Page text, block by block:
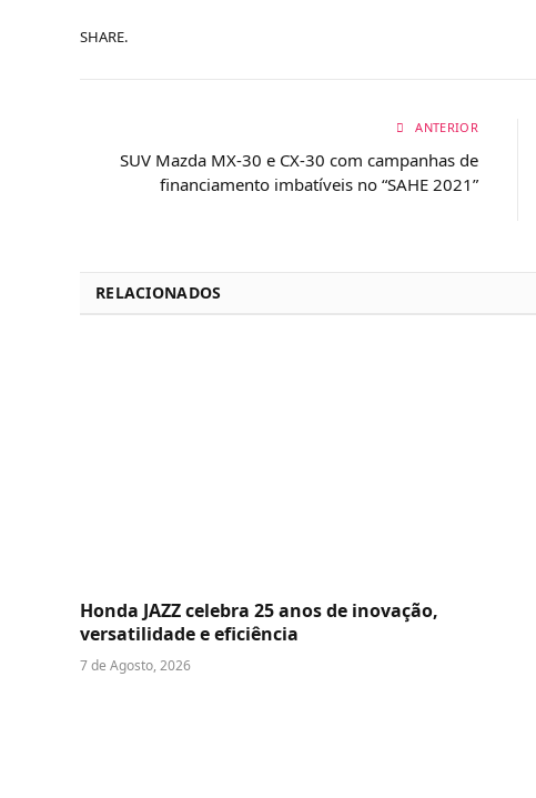
SHARE.
ANTERIOR
SUV Mazda MX-30 e CX-30 com campanhas de
financiamento imbatíveis no “SAHE 2021”
RELACIONADOS
Honda JAZZ celebra 25 anos de inovação,
versatilidade e eficiência
7 de Agosto, 2026